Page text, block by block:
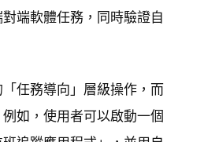
端軟體任務，同時驗證自
任務導向」層級操作，而
如，使用者可以啟動一個